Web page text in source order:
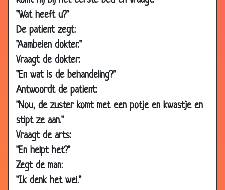
"Wat heeft u?"
De patient zegt:
"Aambeien dokter."
Vraagt de dokter:
"En wat is de behandeling?"
Antwoordt de patient:
"Nou, de zuster komt met een potje en kwastje en
stipt ze aan."
Vraagt de arts:
"En helpt het?"
Zegt de man:
"Ik denk het wel."
06 Dec
2010
29 Nov
2010
Wat is uw probleem?
03 Nov
2010
Even bellen
25 Aug 2010 Doktersbezoek
18 Aug
2010
Gratis advies 3.74
21 Jul 2010 Slecht slapen
30 May
2010
06 May
Second opinion